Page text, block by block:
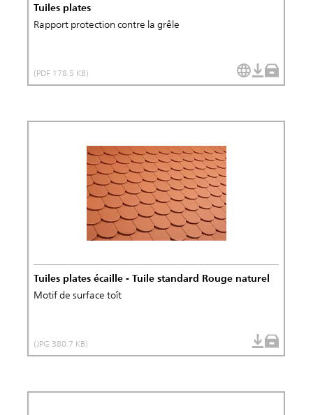
Tuiles plates
Rapport protection contre la grêle
(PDF 178.5 KB)
Tuiles plates écaille - Tuile standard Rouge naturel
Motif de surface toît
(JPG 380.7 KB)